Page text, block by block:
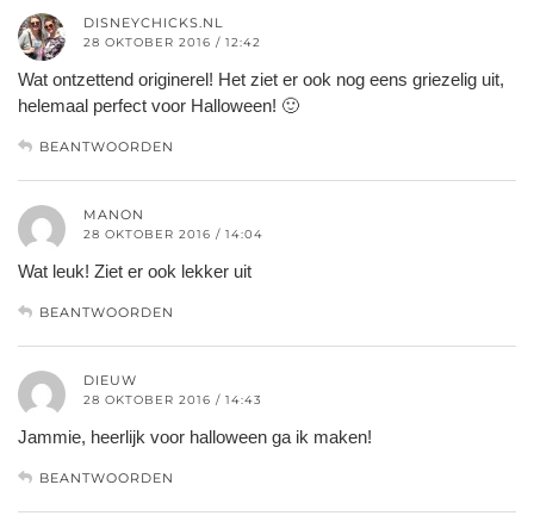
DISNEYCHICKS.NL
28 OKTOBER 2016 / 12:42
Wat ontzettend originerel! Het ziet er ook nog eens griezelig uit,
helemaal perfect voor Halloween! 🙂
BEANTWOORDEN
MANON
28 OKTOBER 2016 / 14:04
Wat leuk! Ziet er ook lekker uit
BEANTWOORDEN
DIEUW
28 OKTOBER 2016 / 14:43
Jammie, heerlijk voor halloween ga ik maken!
BEANTWOORDEN